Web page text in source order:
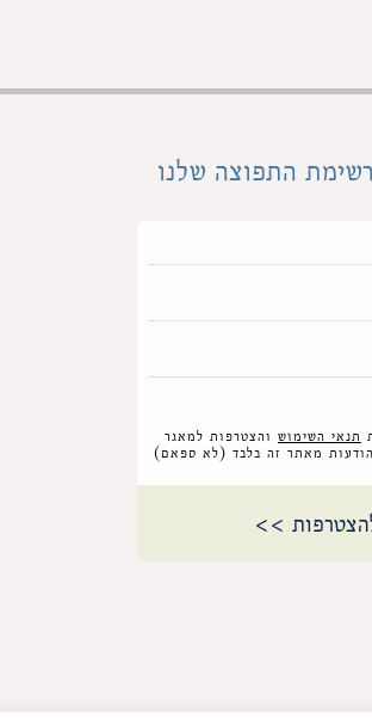
התפוצה שלנו
תנאי השימוש והצטרפות למאגר
מאתר זה בלבד (לא ספאם)